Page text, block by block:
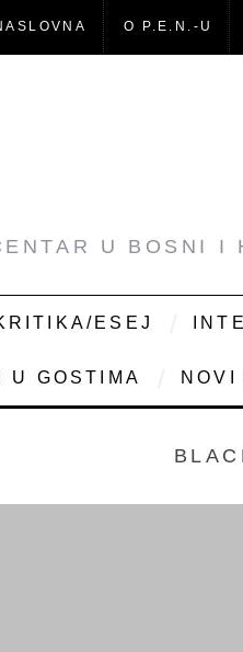
O P.E.N.-U
U BOSNI I
ESEJ
U GOSTIMA NOVI